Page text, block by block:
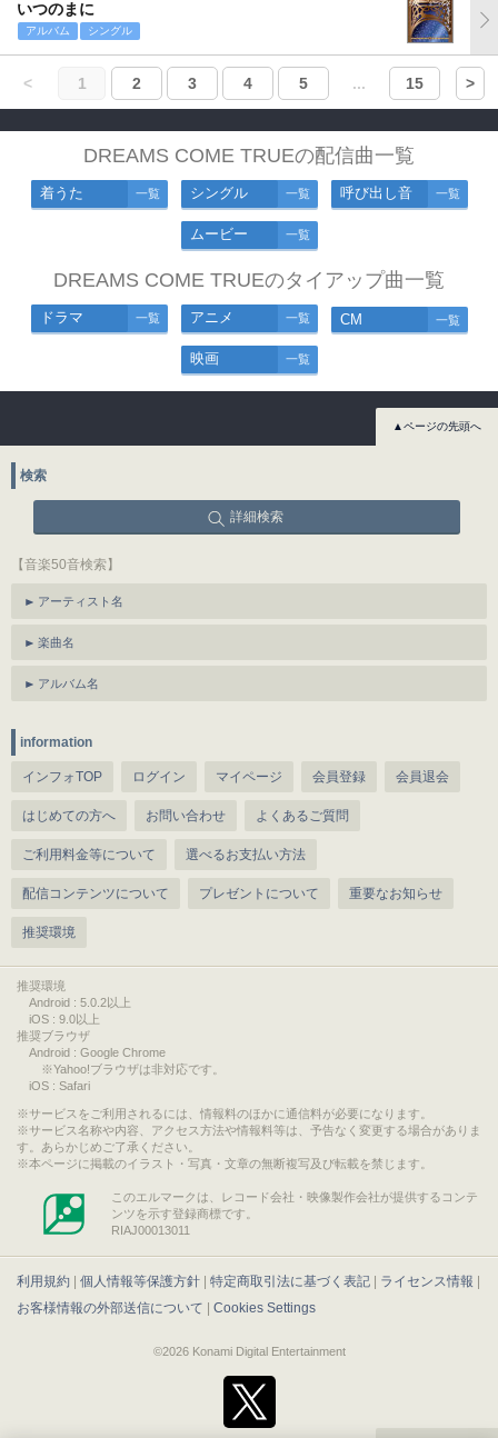
いつのまに
アルバム シングル
< 1 2 3 4 5 ... 15 >
DREAMS COME TRUEの配信曲一覧
着うた 一覧 シングル 一覧 呼び出し音 一覧
ムービー 一覧
DREAMS COME TRUEのタイアップ曲一覧
ドラマ 一覧 アニメ 一覧 CM 一覧
映画 一覧
▲ページの先頭へ
検索
詳細検索
【音楽50音検索】
アーティスト名
楽曲名
アルバム名
information
インフォTOP ログイン マイページ 会員登録 会員退会
はじめての方へ お問い合わせ よくあるご質問
ご利用料金等について 選べるお支払い方法
配信コンテンツについて プレゼントについて 重要なお知らせ
推奨環境
推奨環境
Android : 5.0.2以上
iOS : 9.0以上
推奨ブラウザ
Android : Google Chrome
※Yahoo!ブラウザは非対応です。
iOS : Safari
サービスをご利用されるには、情報料のほかに通信料が必要になります。
サービス名称や内容、アクセス方法や情報料等は、予告なく変更する場合がありま
す。あらかじめご了承ください。
本ページに掲載のイラスト・写真・文章の無断複写及び転載を禁じます。
このエルマークは、レコード会社・映像製作会社が提供するコンテ
ンツを示す登録商標です。
RIAJ00013011
利用規約 個人情報等保護方針 特定商取引法に基づく表記 ライセンス情報
お客様情報の外部送信について
Cookies Settings
©2026 Konami Digital Entertainment